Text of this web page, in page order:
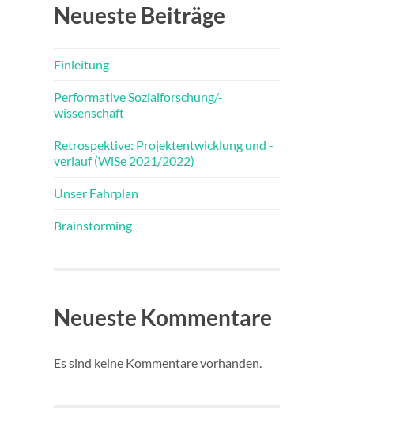
Neueste Beiträge
Einleitung
Performative Sozialforschung/-
wissenschaft
Retrospektive: Projektentwicklung und -
verlauf (WiSe 2021/2022)
Unser Fahrplan
Brainstorming
Neueste Kommentare
Es sind keine Kommentare vorhanden.